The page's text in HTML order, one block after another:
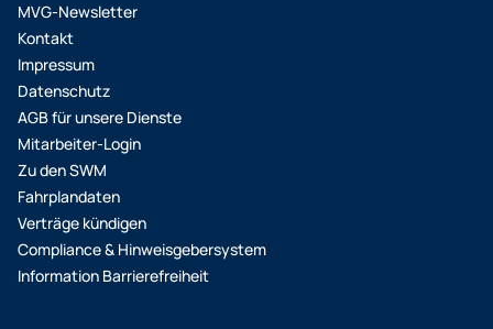
Monatskarte S, Monatskarte Ausbildungstarif I/II,
Monatskarte Ausbildung PLUS AT I/II) gelten bis
zum Ende ihrer Geltungsdauer weiter. MVV-
Abonnement Bei MVV-Abonnements mit
monatlicher Zahlungsweise gelten ab 01.01.2026
die neuen Preise. MVV-Abos mit jährlicher
Zahlungsweise können bis zum Ende der
Geltungsdauer weiter genutzt werden. Schule I/II
SEPA, Ausbildung SEPA Für die Tarife Schule I/II
SEPA im SEPA-Lastschriftverfahren und Ausbildung
SEPA im SEPA-Lastschriftverfahren gelten ab dem
MVG-Newsletter
Kontakt
Impressum
Datenschutz
AGB für unsere Dienste
Mitarbeiter-Login
Zu den SWM
Fahrplandaten
Verträge kündigen
Compliance & Hinweisgebersystem
Information Barrierefreiheit